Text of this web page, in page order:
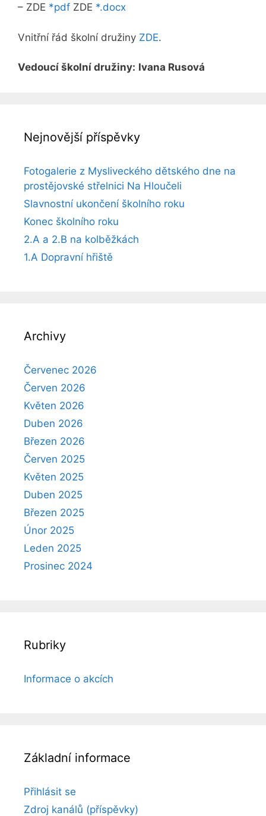
– ZDE *pdf ZDE *.docx
Vnitřní řád školní družiny ZDE.
Vedoucí školní družiny: Ivana Rusová
Nejnovější příspěvky
Fotogalerie z Mysliveckého dětského dne na
prostějovské střelnici Na Hloučeli
Slavnostní ukončení školního roku
Konec školního roku
2.A a 2.B na kolběžkách
1.A Dopravní hřiště
Archivy
Červenec 2026
Červen 2026
Květen 2026
Duben 2026
Březen 2026
Červen 2025
Květen 2025
Duben 2025
Březen 2025
Únor 2025
Leden 2025
Prosinec 2024
Rubriky
Informace o akcích
Základní informace
Přihlásit se
Zdroj kanálů (příspěvky)